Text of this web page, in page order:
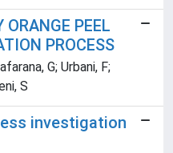
ORANGE PEEL
PROCESS
G; Urbani, F;
S
investigation